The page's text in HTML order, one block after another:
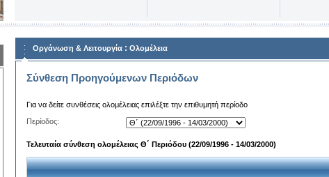
Οργάνωση & Λειτουργία : Ολομέλεια
Σύνθεση Προηγούμενων Περιόδων
Για να δείτε συνθέσεις ολομέλειας επιλέξτε την επιθυμητή περίοδο
Περίοδος:
Τελευταία σύνθεση ολομέλειας Θ΄ Περιόδου (22/09/1996 - 14/03/2000)